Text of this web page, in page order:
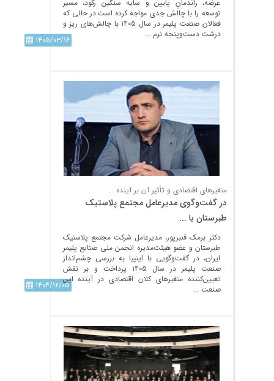
۱۴۰۵/۰۳/۱۶
عرضه، راندمانِ پایین و سایه سنگین رکود، مسیر
توسعه را با چالش جدی مواجه کرده است.در حالی که
فعالان صنعت پلیمر در سال ۱۴۰۵ با چالش‌های ریز و
درشت دست‌وپنجه نرم ...
۱۴۰۴/۱۲/۰۵
متغیرهای اقتصادی و تأثیر آن بر آینده ...
در گفت‌وگوی مدیرعامل مجتمع پلاستیک
طبرستان با ...
دکتر برمک قنبرپور، مدیرعامل شرکت مجتمع پلاستیک
طبرستان و عضو هیئت‌مدیره انجمن ملی صنایع پلیمر
ایران، در گفت‌وگویی با اینپیا به بررسی چشم‌انداز
صنعت پلیمر در سال ۱۴۰۵ پرداخت و بر نقش
تعیین‌کننده متغیرهای کلان اقتصادی در آینده این
صنعت ...